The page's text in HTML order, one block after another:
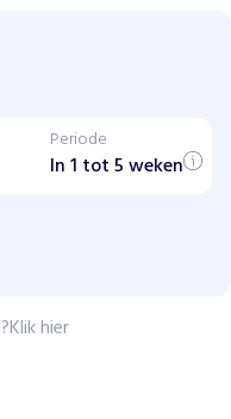
Periode
In 1 tot 5 weken
Klik hier